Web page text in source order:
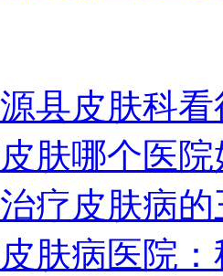
县皮肤科
肤哪个医院
疗皮肤病
肤病医院